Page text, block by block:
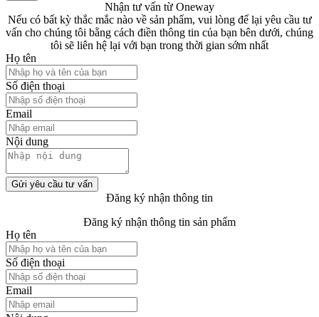
Nhận tư vấn từ Oneway
Nếu có bất kỳ thắc mắc nào về sản phẩm, vui lòng để lại yêu cầu tư
vấn cho chúng tôi bằng cách điền thông tin của bạn bên dưới, chúng
tôi sẽ liên hệ lại với bạn trong thời gian sớm nhất
Họ tên
Số điện thoại
Email
Nội dung
Gửi yêu cầu tư vấn
Đăng ký nhận thông tin
Đăng ký nhận thông tin sản phẩm
Họ tên
Số điện thoại
Email